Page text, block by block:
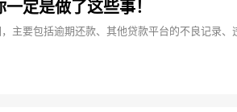
定是做了这些事！
主要包括逾期还款、其他贷款平台的不良记录